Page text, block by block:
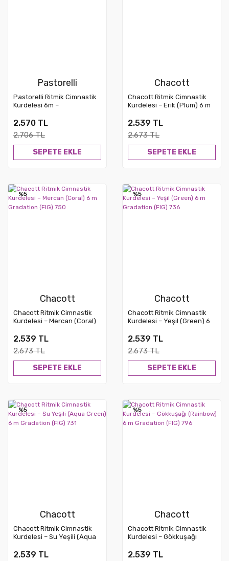
Pastorelli
Pastorelli Ritmik Cimnastik
Kurdelesi 6m –
02878
2.570 TL
2.706 TL
SEPETE EKLE
Chacott
Chacott Ritmik Cimnastik
Kurdelesi – Erik (Plum) 6 m
2.539 TL
2.673 TL
SEPETE EKLE
%5
Chacott
Chacott Ritmik Cimnastik
Kurdelesi – Mercan (Coral)
2.539 TL
2.673 TL
SEPETE EKLE
%5
Chacott
Chacott Ritmik Cimnastik
Kurdelesi – Yeşil (Green) 6
2.539 TL
2.673 TL
SEPETE EKLE
%5
Chacott
Chacott Ritmik Cimnastik
Kurdelesi – Su Yeşili (Aqua
731
2.539 TL
%5
Chacott
Chacott Ritmik Cimnastik
Kurdelesi – Gökkuşağı
(FIG) 796
2.539 TL